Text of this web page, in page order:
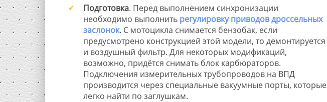
Подготовка. Перед выполнением синхронизации
необходимо выполнить регулировку приводов дроссельных
заслонок. С мотоцикла снимается бензобак, если
предусмотрено конструкцией этой модели, то демонтируется
и воздушный фильтр. Для некоторых модификаций,
возможно, придётся снимать блок карбюраторов.
Подключения измерительных трубопроводов на ВПД
производится через специальные вакуумные порты, которые
легко найти по заглушкам.